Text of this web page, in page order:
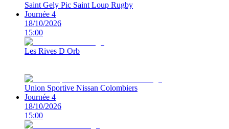
Saint Gely Pic Saint Loup Rugby
Journée 4
18/10/2026
15:00
Les Rives D Orb
Union Sportive Nissan Colombiers
Journée 4
18/10/2026
15:00